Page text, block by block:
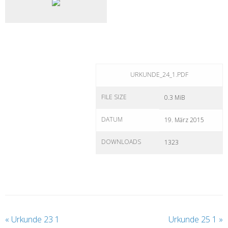
URKUNDE_24_1.PDF
FILE SIZE 0.3 MiB
DATUM 19. März 2015
DOWNLOADS 1323
« Urkunde 23 1 Urkunde 25 1 »